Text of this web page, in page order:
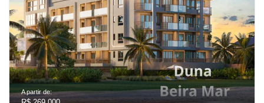
A partir de: